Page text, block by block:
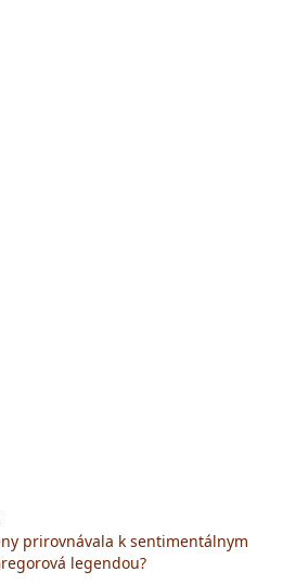
prirovnávala k sentimentálnym
legendou?